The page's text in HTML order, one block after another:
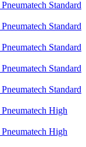
Standard
Standard
Standard
Standard
Standard
High
High